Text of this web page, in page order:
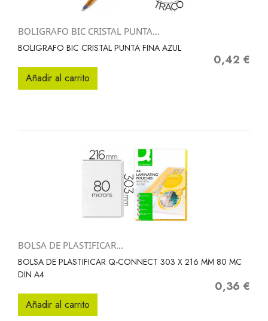
BOLIGRAFO BIC CRISTAL PUNTA...
BOLIGRAFO BIC CRISTAL PUNTA FINA AZUL
Precio
0,42 €
Añadir al carrito
BOLSA DE PLASTIFICAR...
BOLSA DE PLASTIFICAR Q-CONNECT 303 X 216 MM 80 MC
DIN A4
Precio
0,36 €
Añadir al carrito